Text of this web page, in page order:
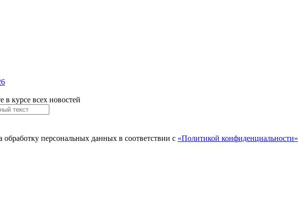
курсе всех новостей
персональных данных в соответствии с «Политикой конфиденциальности»